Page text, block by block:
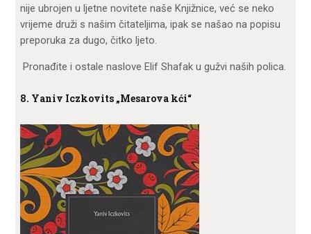
nije ubrojen u ljetne novitete naše Knjižnice, već se neko
vrijeme druži s našim čitateljima, ipak se našao na popisu
preporuka za dugo, čitko ljeto.
Pronađite i ostale naslove Elif Shafak u gužvi naših polica.
8. Yaniv Iczkovits „Mesarova kći“